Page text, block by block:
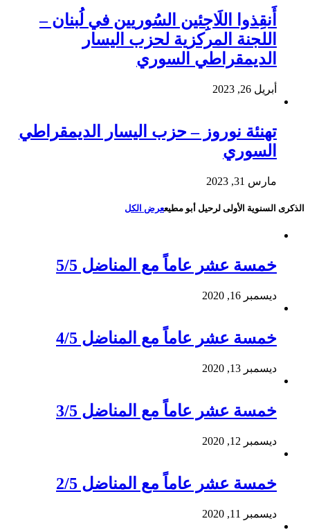
أَنقِذوا اللَاجِئين السُوريين في لُبنان –
اللجنة المركزية لحزب اليسار
الديمقراطي السوري
أبريل 26, 2023
تهنئة نوروز – حزب اليسار الديمقراطي
السوري
مارس 31, 2023
الذكرى السنوية الأولى لرحيل أبو مطيععرض الكل
خمسة عشر عاماً مع المناضل 5/5
ديسمبر 16, 2020
خمسة عشر عاماً مع المناضل 4/5
ديسمبر 13, 2020
خمسة عشر عاماً مع المناضل 3/5
ديسمبر 12, 2020
خمسة عشر عاماً مع المناضل 2/5
ديسمبر 11, 2020